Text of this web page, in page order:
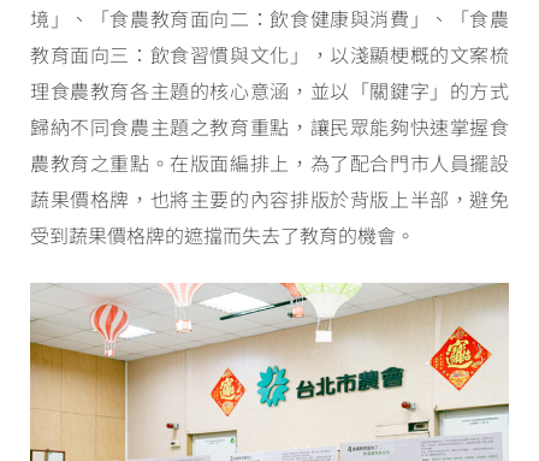
境」、「食農教育面向二：飲食健康與消費」、「食農
教育面向三：飲食習慣與文化」，以淺顯梗概的文案梳
理食農教育各主題的核心意涵，並以「關鍵字」的方式
歸納不同食農主題之教育重點，讓民眾能夠快速掌握食
農教育之重點。在版面編排上，為了配合門市人員擺設
蔬果價格牌，也將主要的內容排版於背版上半部，避免
受到蔬果價格牌的遮擋而失去了教育的機會。